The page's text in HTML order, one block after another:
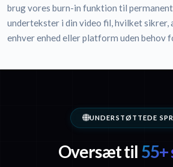
brug vores burn-in funktion til
undertekster i din video fil, hvilket sikrer,
enhver enhed eller platform uden behov
UNDERSTØTTEDE
Oversæt til 55+